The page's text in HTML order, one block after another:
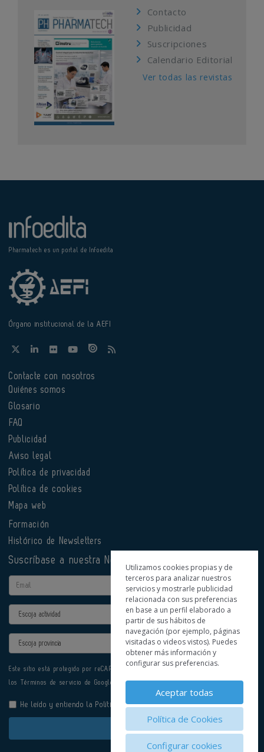
Contacto
Publicidad
Suscripciones
Calendario Editorial
Ver todas las revistas
Pharmatech es un portal de Infoedita
Órgano institucional de la AEFI
Contacte con nosotros
Quiénes somos
Glosario
FAQ
Publicidad
Aviso legal
Política de privacidad
Política de cookies
Mapa web
Formación
Histórico de Newsletters
Suscríbase a nuestra Newsletter
Email
Actividad
Provincia
Este sitio está protegido por reCAPTCHA y se aplican la
los Términos de servicio de Google.
He leído y entiendo la Política de Privacidad
Enviar
Utilizamos cookies propias y de
terceros para analizar nuestros
servicios y mostrarle publicidad
relacionada con sus preferencias
en base a un perfil elaborado a
partir de sus hábitos de
navegación (por ejemplo, páginas
visitadas o videos vistos). Puedes
obtener más información y
configurar sus preferencias.
Aceptar todas
Política de Cookies
Configurar cookies